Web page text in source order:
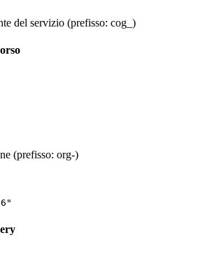
del servizio (prefisso: cog_)
(prefisso: org-)